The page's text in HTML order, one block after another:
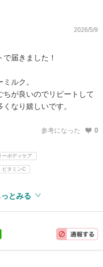
2026/5/9
届きました！
ルク。
が良いのでリピートして
なり嬉しいです。
参考になった 0
ーボディケア
ビタミンC
とみる